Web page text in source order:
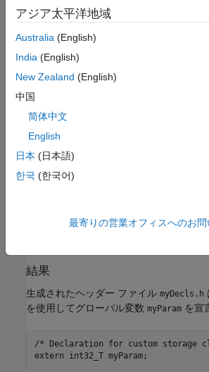
Simulink.Parameter
スペースに表示されます。このオブジェ
ブロックで [ゲイン] パラメーターの値が
5. Simulink.Parameter プロパティ ダイア
タ型]
6.[ストレージ クラス]
7. [ヘッダー ファイル]
8. [定義ファイル]
9. モデルをビルドしてコードを生成する
結果
生成されたヘッダー ファイル myDecls.h
を使用してグローバル変数 myParam を宣
/* Declaration for custom storage
アジア太平洋地域
Australia (English)
India (English)
New Zealand (English)
中国
简体中文
English
日本 (日本語)
한국 (한국어)
最寄りの営業オフィスへのお